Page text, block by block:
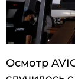
Осмотр